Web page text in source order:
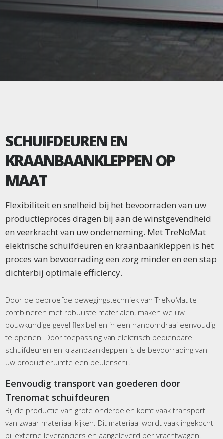
SCHUIFDEUREN EN
KRAANBAANKLEPPEN OP
MAAT
Flexibiliteit en snelheid bij het bevoorraden van uw
productieproces dragen bij aan de winstgevendheid
en veerkracht van uw onderneming. Met TreNoMat
elektrische schuifdeuren en kraanbaankleppen is het
proces van bevoorrading een zorg minder en een stap
dichterbij optimale efficiency.
Door de beproefde bewegingstechniek van TreNoMat te
combineren met robuuste materialen, maken we uw
bouwkundige gevel flexibel en in een handomdraai eenvoudig
te openen. Door toepassing van elektrisch bedienbare
schuifdeuren en kraanbaankleppen is de bevoorrading van
uw productieruimte een peulenschil.
Eenvoudig transport van goederen door
Trenomat schuifdeuren
Bij de productie van grote onderdelen komt vaak transport
van zwaar materiaal kijken. Dit materiaal wordt vaak ingekocht
bij externe leveranciers en aangeleverd per vrachtwagen.